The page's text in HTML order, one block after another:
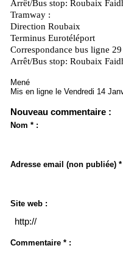
Arrêt/Bus stop: Roubaix
Tramway :
Direction Roubaix
Terminus Eurotéléport
Correspondance bus ligne
Arrêt/Bus stop: Roubaix
Mené
Mis en ligne le Vendredi 14
Nouveau commentaire :
Nom * :
Adresse email (non publiée) *
Site web :
Commentaire * :